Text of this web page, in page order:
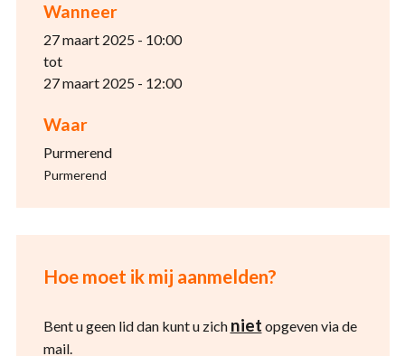
Wanneer
27 maart 2025 - 10:00
tot
27 maart 2025 - 12:00
Waar
Purmerend
Purmerend
Hoe moet ik mij aanmelden?
Bent u geen lid dan kunt u zich niet opgeven via de
mail.